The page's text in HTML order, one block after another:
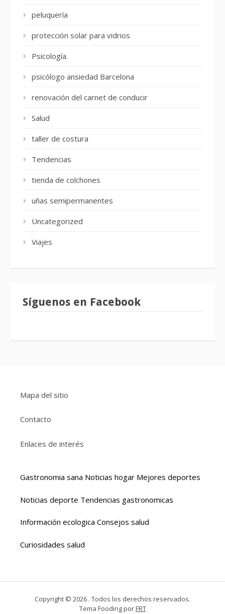
peluquería
protección solar para vidrios
Psicología.
psicólogo ansiedad Barcelona
renovación del carnet de conducir
Salud
taller de costura
Tendencias
tienda de colchones
uñas semipermanentes
Uncategorized
Viajes
Síguenos en Facebook
Mapa del sitio
Contacto
Enlaces de interés
Gastronomia sana Noticias hogar Mejores deportes
Noticias deporte Tendencias gastronomicas
Información ecologica Consejos salud
Curiosidades salud
Copyright © 2026 . Todos los derechos reservados.
Tema Fooding porFRT